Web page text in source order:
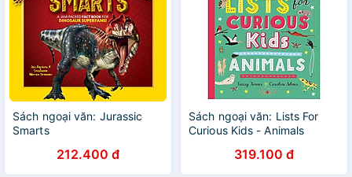
Sách ngoại văn: Jurassic
Smarts
212.400 đ
Sách ngoại văn: Lists For
Curious Kids - Animals
319.100 đ